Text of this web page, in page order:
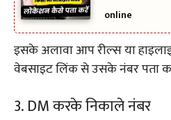
online
इसके अलावा आप रील्स या
वेबसाइट लिंक से उसके नंबर पता
3. DM करके निकाले नंबर